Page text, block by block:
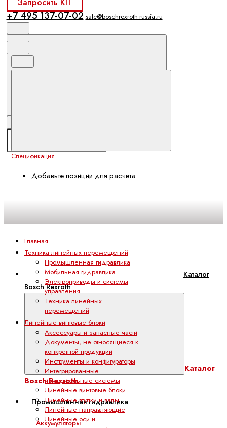
+7 495 137-07-02 sale@boschrexroth-russia.ru
Спецификация
Добавьте позиции для расчета.
Каталог
Bosch Rexroth
Каталог
Bosch Rexroth
Промышленная гидравлика
Аккумуляторы
Главная
Техника линейных перемещений
Промышленная гидравлика
Мобильная гидравлика
Электроприводы и системы
управления
Техника линейных
перемещений
Линейные винтовые блоки
Аксессуары и запасные части
Документы, не относящиеся к
конкретной продукции
Инструменты и конфигураторы
Интегрированные
измерительные системы
Линейные винтовые блоки
Линейные втулки и валы
Линейные направляющие
Линейные оси и